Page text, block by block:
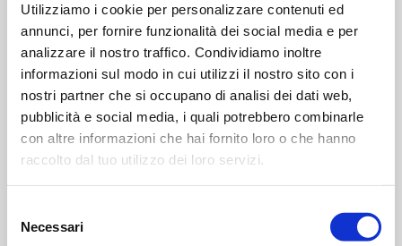
Utilizziamo i cookie per personalizzare contenuti ed
annunci, per fornire funzionalità dei social media e per
analizzare il nostro traffico. Condividiamo inoltre
informazioni sul modo in cui utilizzi il nostro sito con i
nostri partner che si occupano di analisi dei dati web,
pubblicità e social media, i quali potrebbero combinarle
con altre informazioni che hai fornito loro o che hanno
raccolto dal tuo utilizzo dei loro servizi.
delNecessari
at ks (https://
at ah (https://
at Oy (https://
at na (https://
at th (https://
at eh (https://
at MessagePort.ae (https://